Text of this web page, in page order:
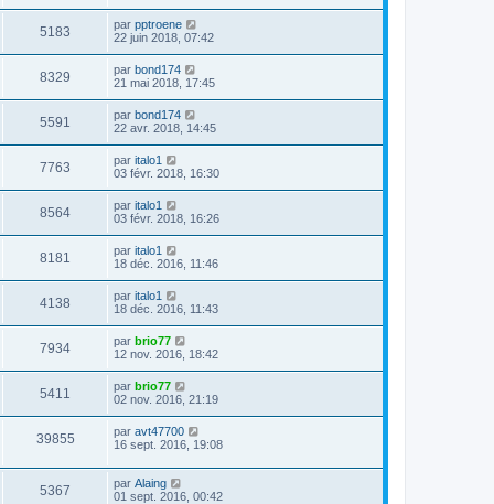
5183 par pptroene
22 juin 2018, 07:42
8329 par bond174
21 mai 2018, 17:45
5591 par bond174
22 avr. 2018, 14:45
7763 par italo1
03 févr. 2018, 16:30
8564 par italo1
03 févr. 2018, 16:26
8181 par italo1
18 déc. 2016, 11:46
4138 par italo1
18 déc. 2016, 11:43
7934 par brio77
12 nov. 2016, 18:42
5411 par brio77
02 nov. 2016, 21:19
39855 par avt47700
16 sept. 2016, 19:08
5367 par Alaing
01 sept. 2016, 00:42